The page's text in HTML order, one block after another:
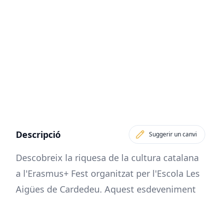
Descripció Suggerir un canvi
Descobreix la riquesa de la cultura catalana
a l'Erasmus+ Fest organitzat per l'Escola Les
Aigües de Cardedeu. Aquest esdeveniment